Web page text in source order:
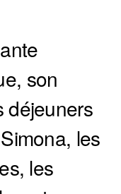
son
déjeuners
les
les